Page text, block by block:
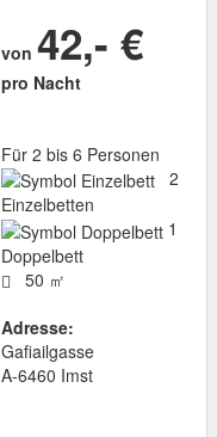
von 42,- €
pro Nacht
Für 2 bis 6 Personen
2
Einzelbetten
1
Doppelbett
50 ㎡
Adresse:
Gafiailgasse
A-6460 Imst